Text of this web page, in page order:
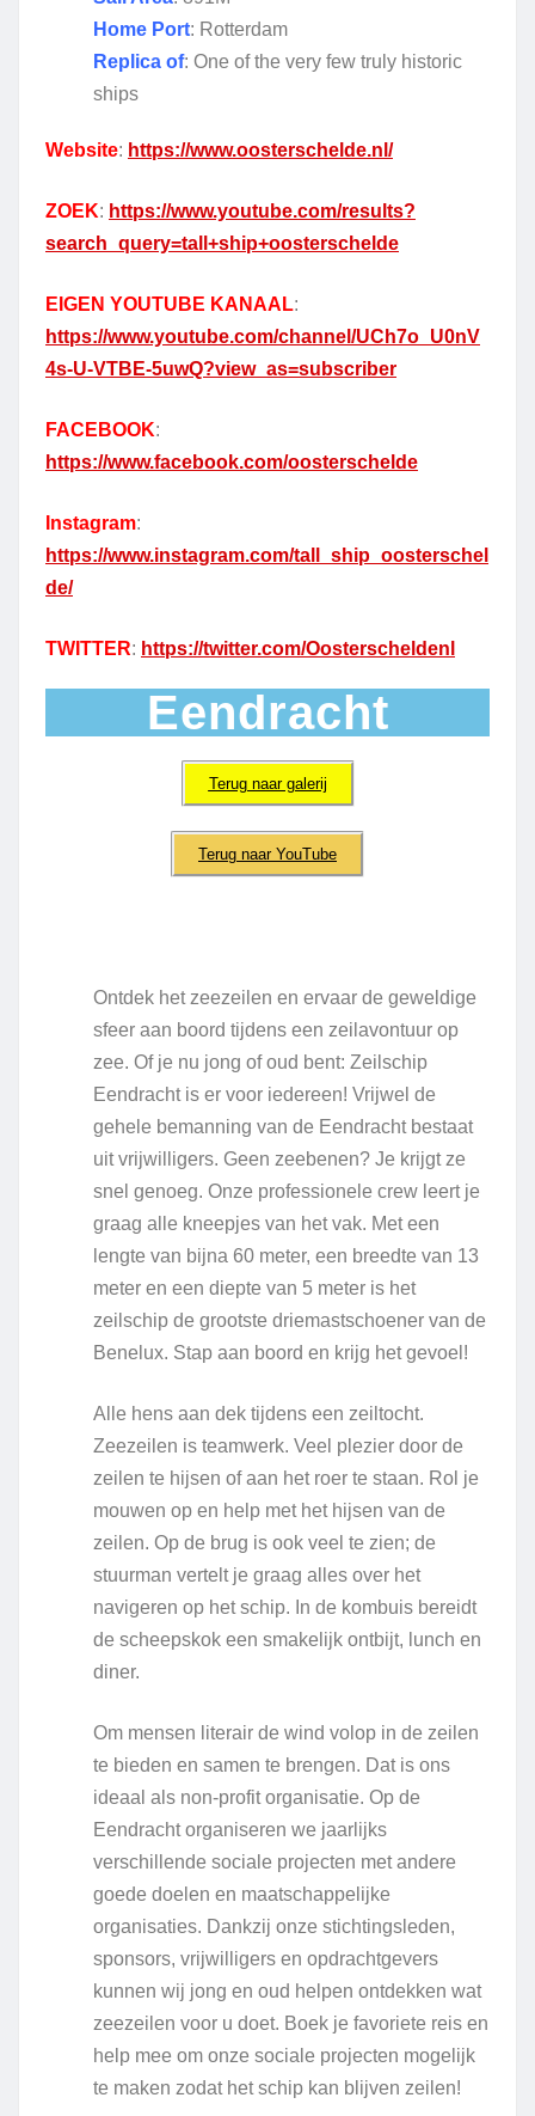
Home Port: Rotterdam
Replica of: One of the very few truly historic
ships
Website: https://www.oosterschelde.nl/
ZOEK: https://www.youtube.com/results?
search_query=tall+ship+oosterschelde
EIGEN YOUTUBE KANAAL:
https://www.youtube.com/channel/UCh7o_U0nV
4s-U-VTBE-5uwQ?view_as=subscriber
FACEBOOK:
https://www.facebook.com/oosterschelde
Instagram:
https://www.instagram.com/tall_ship_oosterschel
de/
TWITTER: https://twitter.com/Oosterscheldenl
Eendracht
Terug naar galerij
Terug naar YouTube
Ontdek het zeezeilen en ervaar de geweldige
sfeer aan boord tijdens een zeilavontuur op
zee. Of je nu jong of oud bent: Zeilschip
Eendracht is er voor iedereen! Vrijwel de
gehele bemanning van de Eendracht bestaat
uit vrijwilligers. Geen zeebenen? Je krijgt ze
snel genoeg. Onze professionele crew leert je
graag alle kneepjes van het vak. Met een
lengte van bijna 60 meter, een breedte van 13
meter en een diepte van 5 meter is het
zeilschip de grootste driemastschoener van de
Benelux. Stap aan boord en krijg het gevoel!
Alle hens aan dek tijdens een zeiltocht.
Zeezeilen is teamwerk. Veel plezier door de
zeilen te hijsen of aan het roer te staan. Rol je
mouwen op en help met het hijsen van de
zeilen. Op de brug is ook veel te zien; de
stuurman vertelt je graag alles over het
navigeren op het schip. In de kombuis bereidt
de scheepskok een smakelijk ontbijt, lunch en
diner.
Om mensen literair de wind volop in de zeilen
te bieden en samen te brengen. Dat is ons
ideaal als non-profit organisatie. Op de
Eendracht organiseren we jaarlijks
verschillende sociale projecten met andere
goede doelen en maatschappelijke
organisaties. Dankzij onze stichtingsleden,
sponsors, vrijwilligers en opdrachtgevers
kunnen wij jong en oud helpen ontdekken wat
zeezeilen voor u doet. Boek je favoriete reis en
help mee om onze sociale projecten mogelijk
te maken zodat het schip kan blijven zeilen!